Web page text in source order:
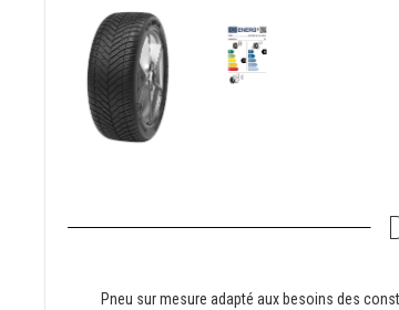
Pneu sur mesure adapté aux besoins des